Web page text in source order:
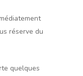
réserve du
quelques